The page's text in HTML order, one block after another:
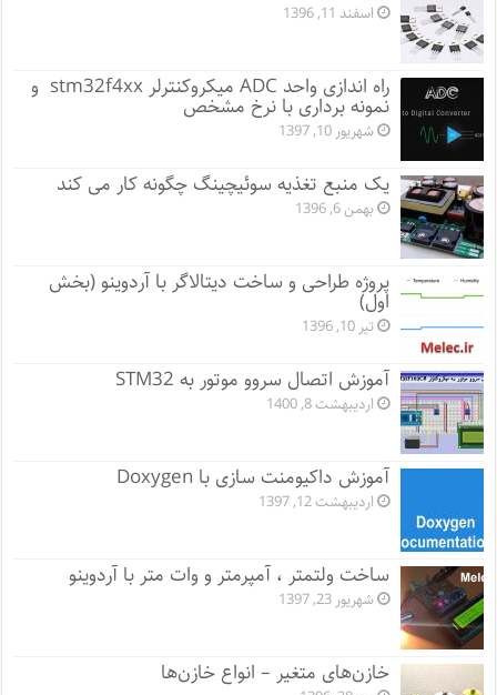
اسفند 11, 1396
راه اندازی واحد ADC میکروکنترلر stm32f4xx و
نمونه برداری با نرخ مشخص
شهریور 10, 1397
یک منبع تغذیه سوئیچینگ چگونه کار می کند
بهمن 6, 1396
پروژه طراحی و ساخت دیتالاگر با آردوینو (بخش
اول)
تیر 10, 1396
آموزش اتصال سروو موتور به STM32
اردیبهشت 8, 1400
آموزش داکیومنت سازی با Doxygen
اردیبهشت 12, 1397
ساخت ولتمتر ، آمپرمتر و وات متر با آردوینو
شهریور 23, 1397
خازن‌های متغیر – انواع خازن‌ها